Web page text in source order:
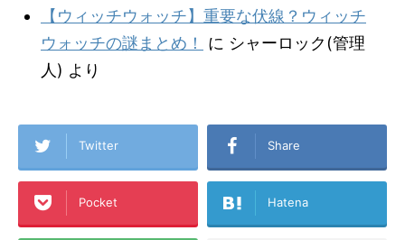
【ウィッチウォッチ】重要な伏線？ウィッチ
ウォッチの謎まとめ！
に シャーロック(管理
人) より
Twitter Share
Pocket Hatena